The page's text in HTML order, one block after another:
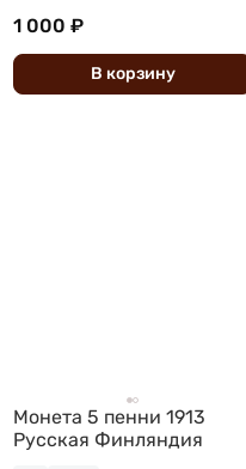
1 000 ₽
В корзину
Монета 5 пенни 1913
Русская Финляндия